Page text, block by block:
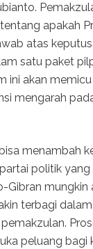
apakah
atas
satu paket
ini akan
mengarah
menambah
politik
Gibran mungkin
terbagi
peluang bagi